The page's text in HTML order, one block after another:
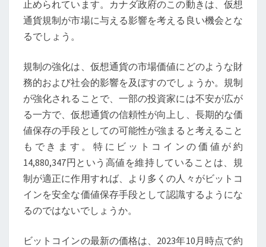
止められています。カナダ政府のこの動きは、仮想
通貨規制が市場に与える影響を考える良い機会とな
るでしょう。
規制の強化は、仮想通貨の市場価値にどのような財
務的および社会的影響を及ぼすのでしょうか。規制
が強化されることで、一部の投資家には不安が広が
る一方で、仮想通貨の信頼性が向上し、長期的な価
値保存の手段としての可能性が強まると考えること
もできます。特にビットコインの価値が約
14,880,347円という高値を維持していることは、規
制が適正に作用すれば、より多くの人々がビットコ
インを安全な価値保存手段として認識するようにな
るのではないでしょうか。
ビットコインの最新の価格は、2023年10月時点で約